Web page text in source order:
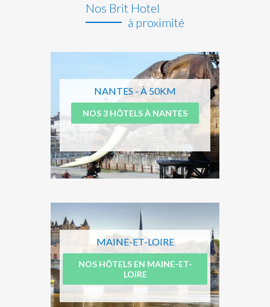
Nos Brit Hotel
à proximité
NANTES - À 50KM
NOS 3 HÔTELS À NANTES
MAINE-ET-LOIRE
NOS HÔTELS EN MAINE-ET-
LOIRE